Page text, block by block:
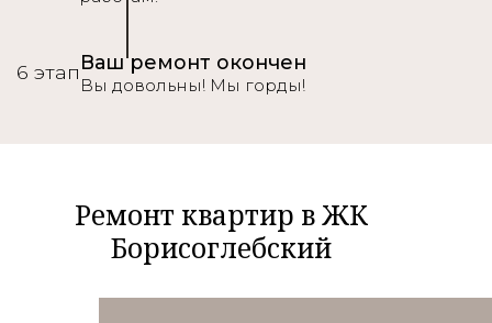
6 этапВаш ремонт окончен
Вы довольны! Мы горды!
Ремонт квартир в ЖК
Борисоглебский